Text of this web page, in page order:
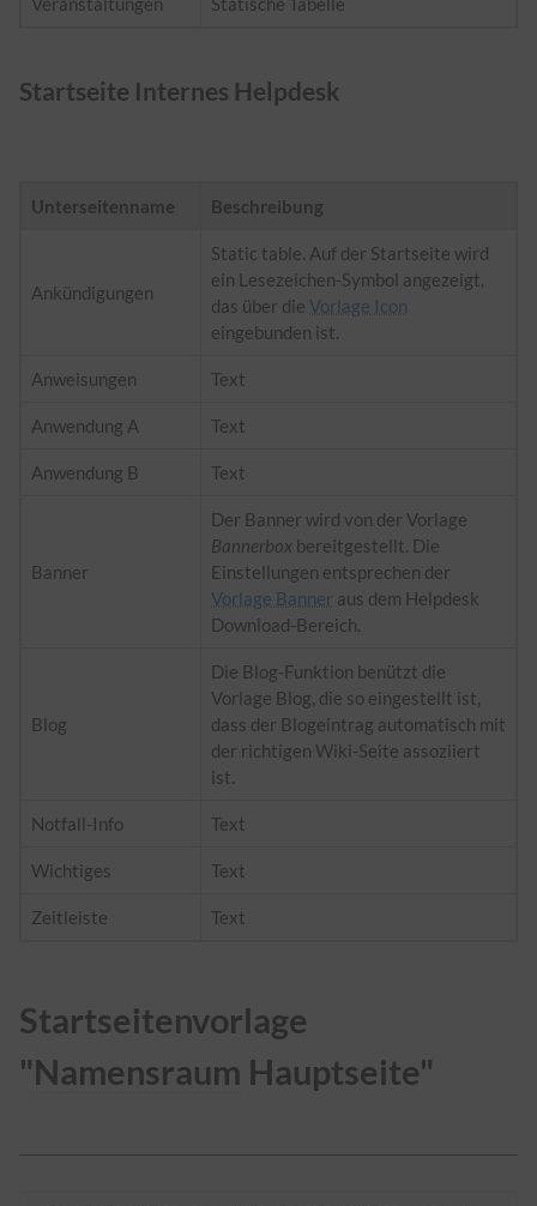
Startseite Internes Helpdesk
Unterseitenname Beschreibung
Ankündigungen
Static table. Auf der Startseite wird
ein Lesezeichen-Symbol angezeigt,
das über die Vorlage Icon
eingebunden ist.
Anweisungen Text
Anwendung A Text
Anwendung B Text
Banner
Der Banner wird von der Vorlage
Bannerbox bereitgestellt. Die
Einstellungen entsprechen der
Vorlage Banner aus dem Helpdesk
Download-Bereich.
Blog
Die Blog-Funktion benützt die
Vorlage Blog, die so eingestellt ist,
dass der Blogeintrag automatisch mit
der richtigen Wiki-Seite assoziiert
ist.
Notfall-Info Text
Wichtiges Text
Zeitleiste Text
Startseitenvorlage
"Namensraum Hauptseite"